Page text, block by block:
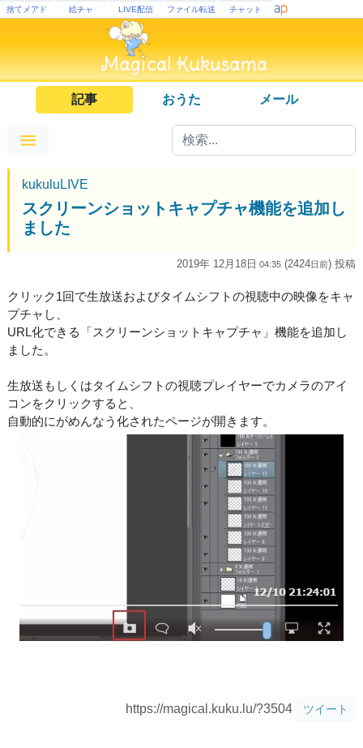
捨てメアド 絵チャ LIVE配信 ファイル転送 チャット
記事 おうた メール
kukuluLIVE
スクリーンショットキャプチャ機能を追加し
ました
2019年 12月18日 04:35 (2424日前) 投稿
クリック1回で生放送およびタイムシフトの視聴中の映像をキャ
プチャし、
URL化できる「スクリーンショットキャプチャ」機能を追加し
ました。
生放送もしくはタイムシフトの視聴プレイヤーでカメラのアイ
コンをクリックすると、
自動的にがめんなう化されたページが開きます。
https://magical.kuku.lu/?3504 ツイート